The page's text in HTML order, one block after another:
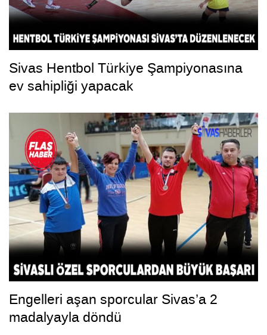
Sivas Hentbol Türkiye Şampiyonasına
ev sahipliği yapacak
Engelleri aşan sporcular Sivas’a 2
madalyayla döndü